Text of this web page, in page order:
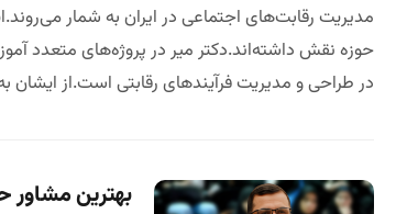
مدیریت رقابت‌های اجتماعی در ایران به شمار
حوزه نقش داشته‌اند.دکتر میر در پروژه‌های متعدد
در طراحی و مدیریت فرآیندهای رقابتی است.از ایشان
بهترین مشاور